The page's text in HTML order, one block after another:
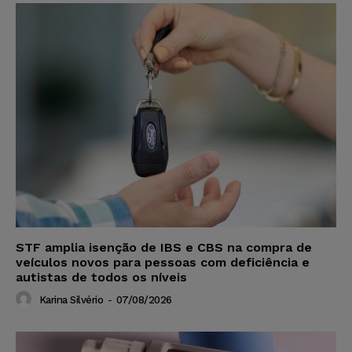
STF amplia isenção de IBS e CBS na compra de
veículos novos para pessoas com deficiência e
autistas de todos os níveis
Karina Silvério - 07/08/2026